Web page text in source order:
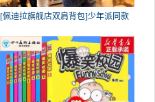
[佩迪拉旗舰店双肩背包]少年派同款